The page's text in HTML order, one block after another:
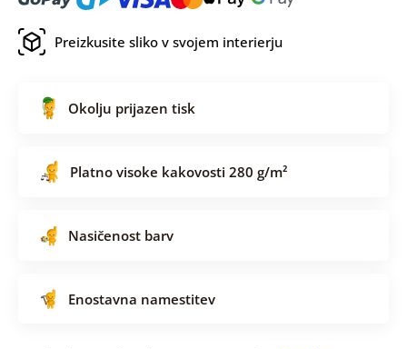
Preizkusite sliko v svojem interierju
Okolju prijazen tisk
Platno visoke kakovosti 280 g/m²
Nasičenost barv
Enostavna namestitev